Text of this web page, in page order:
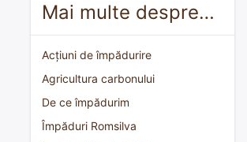
Mai multe despre…
Acțiuni de împădurire
Agricultura carbonului
De ce împădurim
Împăduri Romsilva